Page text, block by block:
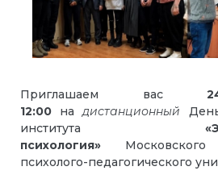
Приглашаем вас24
12:00
на дистанционный
института
психология» Московского
психолого-педагогического